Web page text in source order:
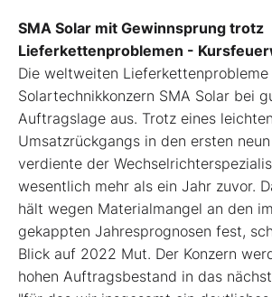
SMA Solar mit Gewinnsprung trotz
Lieferkettenproblemen -
Die weltweiten Lieferkettenprobleme
Solartechnikkonzern SMA Solar bei
Auftragslage aus. Trotz eines leichten
Umsatzrückgangs in den ersten
verdiente der
wesentlich mehr als ein Jahr zuvor.
hält wegen Materialmangel an den
gekappten Jahresprognosen fest,
Blick auf 2022 Mut. Der Konzern
hohen Auftragsbestand in das